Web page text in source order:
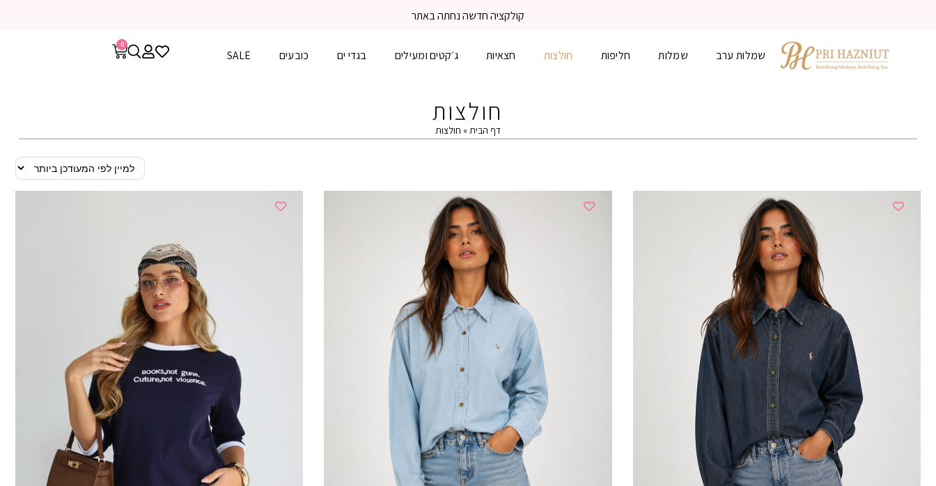
משלוח עד הבית 3-5 ימי עסקים
שמלות ערב שמלות חליפות חולצות חצאיות ג׳קטים ומעילים בגדי ים כובעים SALE
0
חולצות
דף הבית» חולצות